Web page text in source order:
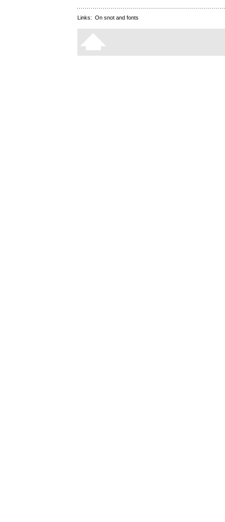
Links: On snot and fonts